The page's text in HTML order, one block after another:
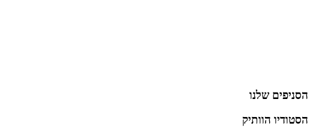
הסניפים שלנו
הסטודיו הוותיק